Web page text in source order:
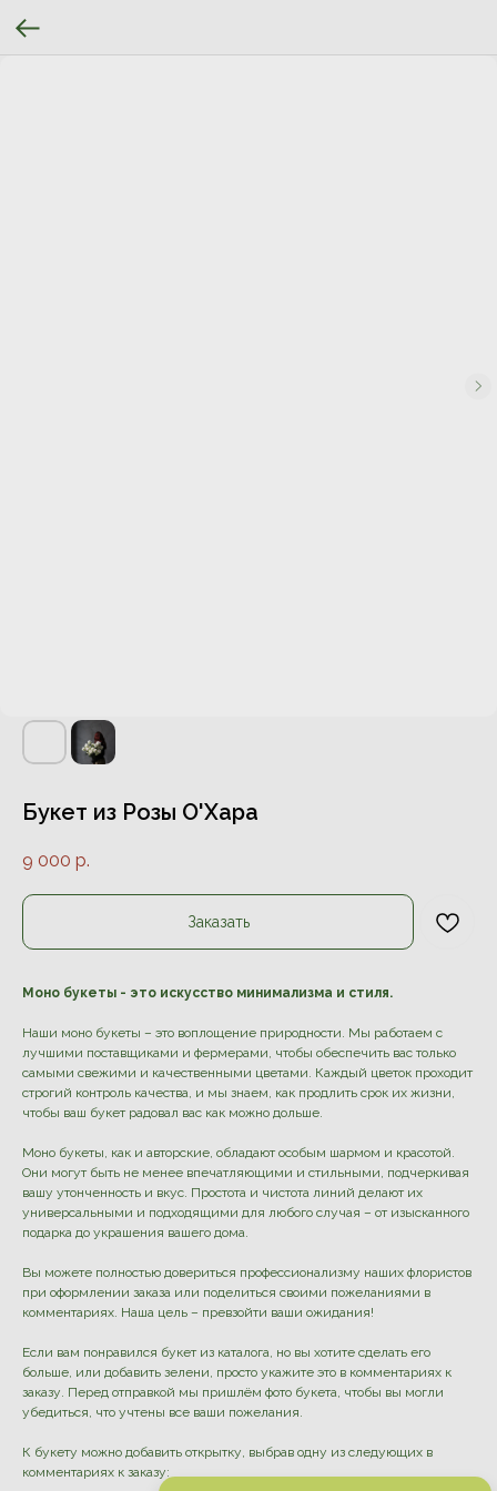
Букет из Розы О'Хара
9 000 р.
Заказать
Моно букеты - это искусство минимализма и стиля.
Наши моно букеты – это воплощение природности. Мы работаем с
лучшими поставщиками и фермерами, чтобы обеспечить вас только
самыми свежими и качественными цветами. Каждый цветок проходит
строгий контроль качества, и мы знаем, как продлить срок их жизни,
чтобы ваш букет радовал вас как можно дольше.
Моно букеты, как и авторские, обладают особым шармом и красотой.
Они могут быть не менее впечатляющими и стильными, подчеркивая
вашу утонченность и вкус. Простота и чистота линий делают их
универсальными и подходящими для любого случая – от изысканного
подарка до украшения вашего дома.
Вы можете полностью довериться профессионализму наших флористов
при оформлении заказа или поделиться своими пожеланиями в
комментариях. Наша цель – превзойти ваши ожидания!
Если вам понравился букет из каталога, но вы хотите сделать его
больше, или добавить зелени, просто укажите это в комментариях к
заказу. Перед отправкой мы пришлём фото букета, чтобы вы могли
убедиться, что учтены все ваши пожелания.
К букету можно добавить открытку, выбрав одну из следующих в
комментариях к заказу: